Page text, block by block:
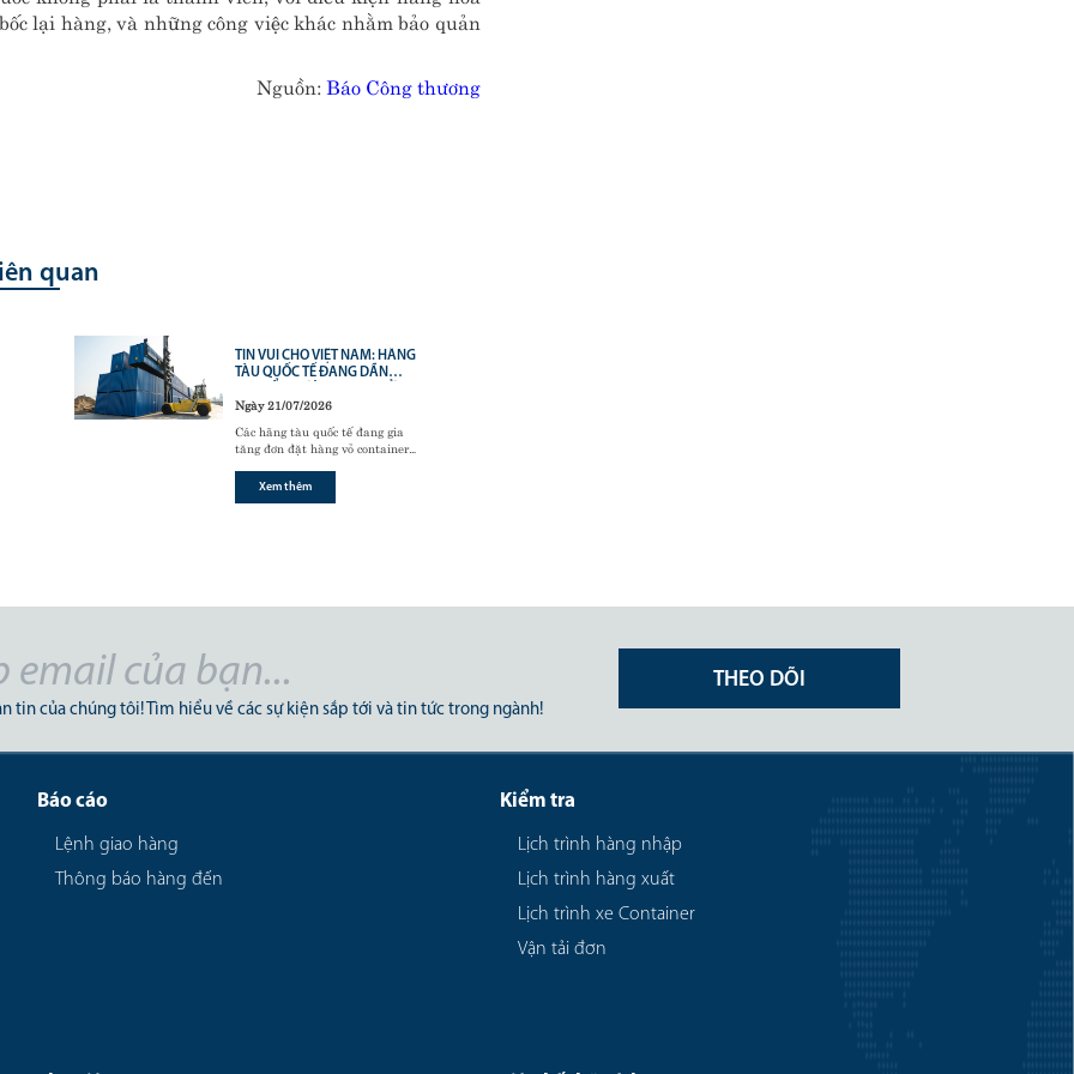
lại hàng, và những công việc khác nhằm bảo quản
Nguồn:Báo Công thương
quan
TIN VUI CHO VIỆT NAM: HÃNG
TÀU QUỐC TẾ ĐANG DẦN
DỤNG CONTAINER 20 FEET
"MADE IN VIETNAM
Ngày 21/07/2026
Các hãng tàu quốc tế đang gia
tăng đơn đặt hàng vỏ container
cảnh thương mại toàn cầu phục hồi
Xem thêm
tin của chúng tôi! Tìm hiểu về các sự kiện sắp tới và tin tức trong ngành!
THEO DÕI
Báo cáo
Lệnh giao hàng
Thông báo hàng đến
Kiểm tra
Lịch trình hàng nhập
Lịch trình hàng xuất
Lịch trình xe Container
Vận tải đơn